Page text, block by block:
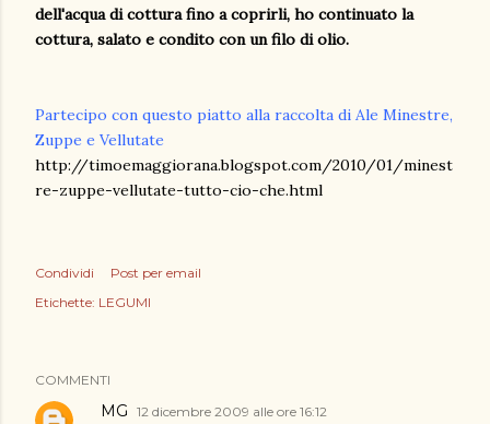
dell'acqua di cottura fino a coprirli, ho continuato la
cottura, salato e condito con un filo di olio.
Partecipo con questo piatto alla raccolta di Ale Minestre,
Zuppe e Vellutate
http://timoemaggiorana.blogspot.com/2010/01/minest
re-zuppe-vellutate-tutto-cio-che.html
Condividi
Post per email
Etichette: LEGUMI
COMMENTI
MG 12 dicembre 2009 alle ore 16:12